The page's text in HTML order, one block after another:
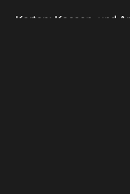
Karten: Kassen- und